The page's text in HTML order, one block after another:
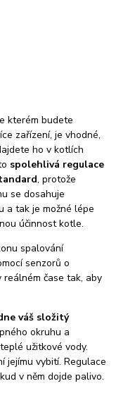
kterém budete
zařízení, je vhodné,
ho v kotlích
spolehlivá regulace
, protože
se dosahuje
a tak je možné lépe
účinnost kotle.
spalování
senzorů o
čase tak, aby
váš složitý
okruhu a
užitkové vody.
jejímu vybití. Regulace
v něm dojde palivo.